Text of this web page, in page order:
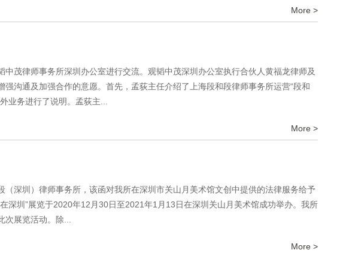
More >
茂律师事务所深圳办公室进行交流。观韬中茂深圳办公室执行合伙人黄福龙律师及
沟通及加强合作的意愿。首先，孟荻主任介绍了上海段和段律师事务所运营“段和
业务进行了说明。孟荻主...
More >
深圳）律师事务所，该函对我所在深圳市关山月美术馆文创中提供的法律服务给予
圳”展览于2020年12月30日至2021年1月13日在深圳关山月美术馆成功举办。我所
展览活动。除...
More >